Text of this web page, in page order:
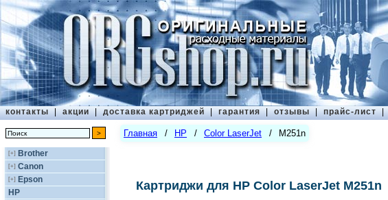
контакты | акции | доставка картриджей | гарантия | отзывы | прайс-лист |
[+] Brother
[+] Canon
[+] Epson
HP
Главная / HP / Color LaserJet / M251n
Картриджи для HP Color LaserJet M251n